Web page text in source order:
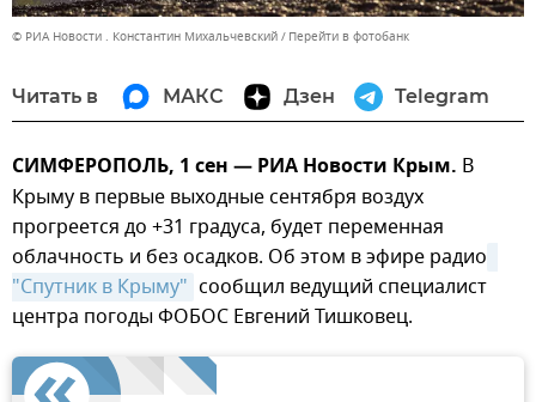
© РИА Новости . Константин Михальчевский Перейти в фотобанк
Читать в МАКС Дзен Telegram
СИМФЕРОПОЛЬ, 1 сен — РИА Новости Крым. В
Крыму в первые выходные сентября воздух
прогреется до +31 градуса, будет переменная
облачность и без осадков. Об этом в эфире радио
"Спутник в Крыму" сообщил ведущий специалист
центра погоды ФОБОС Евгений Тишковец.